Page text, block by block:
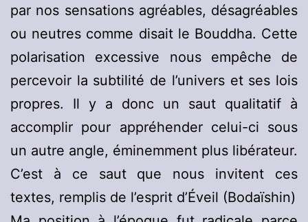
par nos sensations agréables, désagréables
ou neutres comme disait le Bouddha. Cette
polarisation excessive nous empêche de
percevoir la subtilité de l’univers et ses lois
propres. Il y a donc un saut qualitatif à
accomplir pour appréhender celui-ci sous
un autre angle, éminemment plus libérateur.
C’est à ce saut que nous invitent ces
textes, remplis de l’esprit d’Éveil (Bodaïshin)